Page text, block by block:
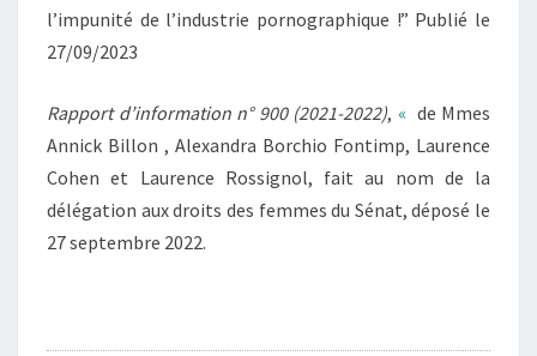
l’impunité de l’industrie pornographique !” Publié le
27/09/2023
Rapport d’information n° 900 (2021-2022), « de Mmes
Annick Billon , Alexandra Borchio Fontimp, Laurence
Cohen et Laurence Rossignol, fait au nom de la
délégation aux droits des femmes du Sénat, déposé le
27 septembre 2022.